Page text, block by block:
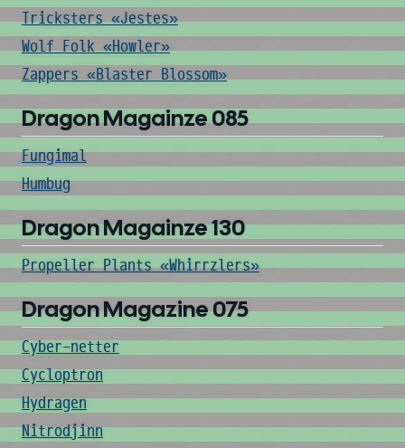
Tricksters «Jestes»
Wolf Folk «Howler»
Zappers «Blaster Blossom»
Dragon Magainze 085
Fungimal
Humbug
Dragon Magainze 130
Propeller Plants «Whirrzlers»
Dragon Magazine 075
Cyber-netter
Cycloptron
Hydragen
Nitrodjinn